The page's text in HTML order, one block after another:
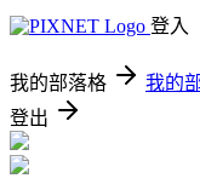
登入
我的部落格 我的
登出